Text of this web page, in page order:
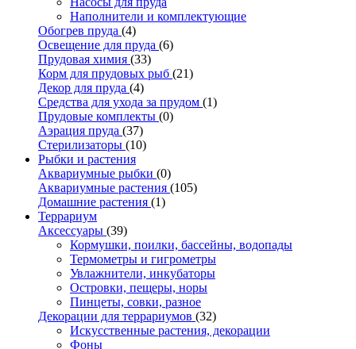
Наполнители и комплектующие
Обогрев пруда (4)
Освещение для пруда (6)
Прудовая химия (33)
Корм для прудовых рыб (21)
Декор для пруда (4)
Средства для ухода за прудом (1)
Прудовые комплекты (0)
Аэрация пруда (37)
Стерилизаторы (10)
Рыбки и растения
Аквариумные рыбки (0)
Аквариумные растения (105)
Домашние растения (1)
Террариум
Аксессуары (39)
Кормушки, поилки, бассейны, водопады
Термометры и гигрометры
Увлажнители, инкубаторы
Островки, пещеры, норы
Пинцеты, совки, разное
Декорации для террариумов (32)
Искусственные растения, декорации
Фоны